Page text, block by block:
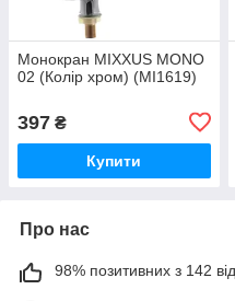
Монокран MIXXUS MONO
02 (Колір хром) (MI1619)
397 ₴
Купити
Про нас
98% позитивних з 142